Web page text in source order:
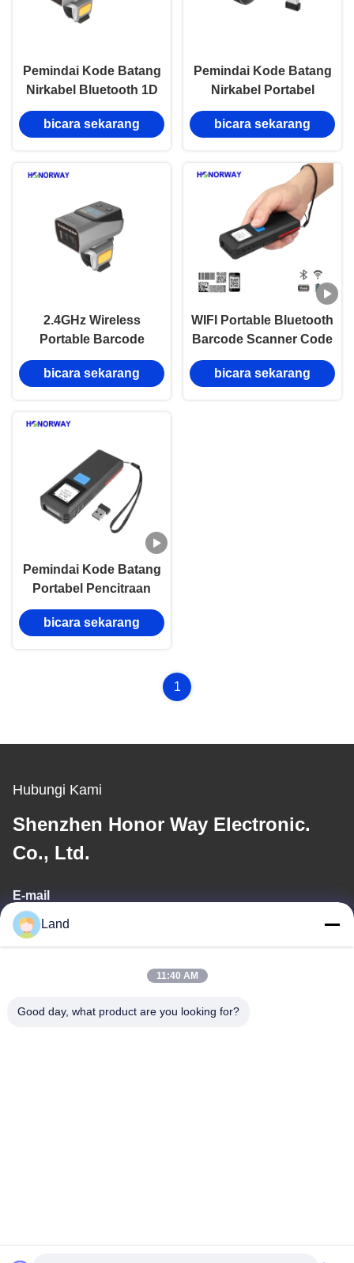
Pemindai Kode Batang
Nirkabel Bluetooth 1D
2D Desain Cincin Jari
yang Dapat Dipakai
bicara sekarang
Pemindai Kode Batang
Nirkabel Portabel
Ukuran Kecil 2.4GHz
Untuk Ritel Pembayaran
bicara sekarang
2.4GHz Wireless
Portable Barcode
Scanner 1D 2D QR
Wearable Untuk
bicara sekarang
WIFI Portable Bluetooth
Barcode Scanner Code
128 Maxicode Barcode
Reader Untuk Inventori
bicara sekarang
Pemindai Kode Batang
Portabel Pencitraan
CMOS 1D 2D QR
Nirkabel Bluetooth
bicara sekarang
1
Hubungi Kami
Shenzhen Honor Way Electronic.
Co., Ltd.
E-mail
land@szhw-tech.com
Alamat
-2026 Shenzhen Honor Way Electronic. Co., Ltd. Semua hak
Land
11:40 AM
Good day, what product are you looking for?